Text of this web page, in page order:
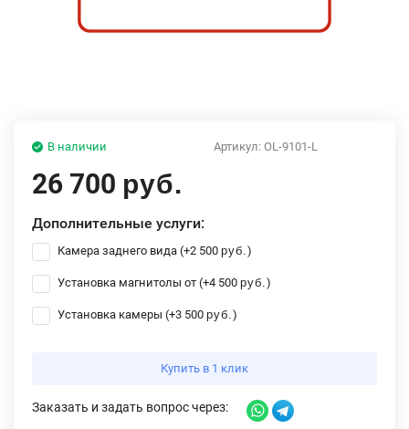
Артикул: OL-9101-L
В наличии
26 700 руб.
Дополнительные услуги:
Камера заднего вида (+2 500 руб. )
Установка магнитолы от (+4 500 руб. )
Установка камеры (+3 500 руб. )
Купить в 1 клик
Заказать и задать вопрос через: